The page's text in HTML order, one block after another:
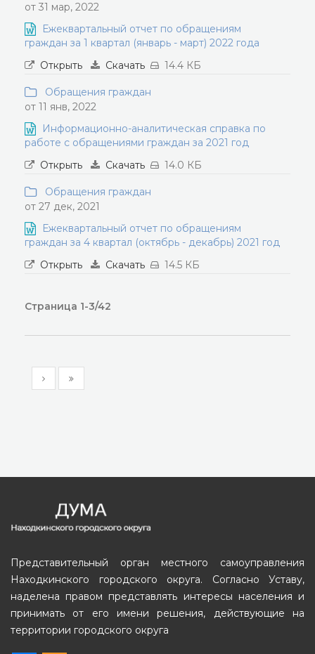
от 31 мар, 2022
Ежеквартальный отчет по обращениям
граждан за 1 квартал (январь - март) 2022 года
Открыть
Скачать 14.4 КБ
Обращения граждан
от 11 янв, 2022
Информационно-аналитическая справка по
работе с обращениями граждан за 2021 год
Открыть
Скачать 14.0 КБ
Обращения граждан
от 27 дек, 2021
Ежеквартальный отчет по обращениям
граждан за 4 квартал (октябрь - декабрь) 2021 год
Открыть
Скачать 14.5 КБ
Страница 1-3/42
Представительный орган местного самоуправления
Находкинского городского округа. Согласно Уставу,
наделена правом представлять интересы населения и
принимать от его имени решения, действующие на
территории городского округа